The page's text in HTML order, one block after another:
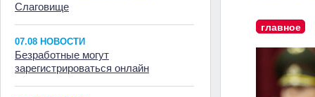
Слаговище
07.08 НОВОСТИ
Безработные могут
зарегистрироваться онлайн
главное